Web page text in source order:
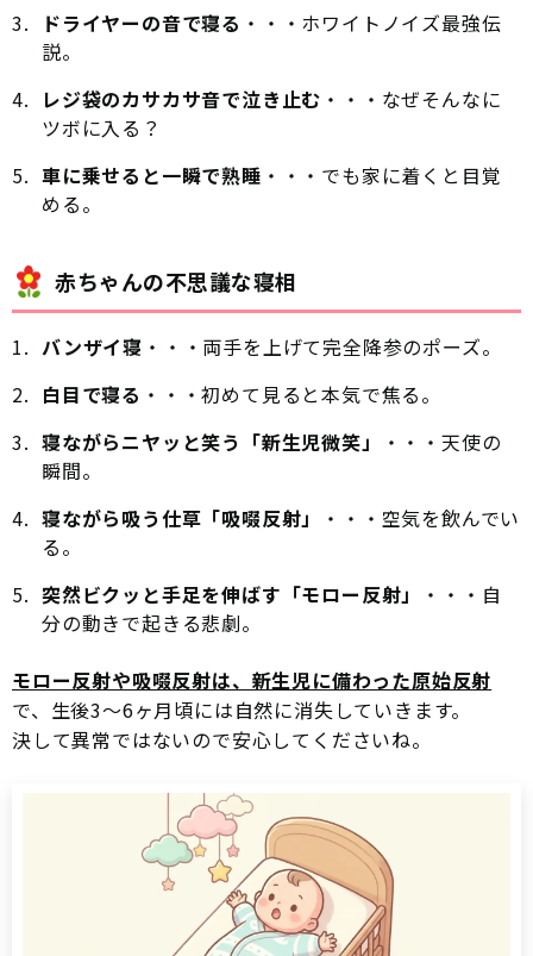
ドライヤーの音で寝る ・・・ホワイトノイズ最強伝
説。
レジ袋のカサカサ音で泣き止む ・・・なぜそんなに
ツボに入る？
車に乗せると一瞬で熟睡 ・・・でも家に着くと目覚
める。
赤ちゃんの不思議な寝相
バンザイ寝 ・・・両手を上げて完全降参のポーズ。
白目で寝る ・・・初めて見ると本気で焦る。
寝ながらニヤッと笑う「新生児微笑」
・・・天使の
瞬間。
寝ながら吸う仕草「吸啜反射」
・・・空気を飲んでい
る。
突然ビクッと手足を伸ばす「モロー反射」
・・・自
分の動きで起きる悲劇。
モロー反射や吸啜反射は、新生児に備わった原始反射
で、生後3〜6ヶ月頃には自然に消失していきます。
決して異常ではないので安心してくださいね。